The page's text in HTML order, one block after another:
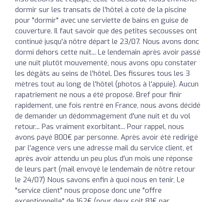
dormir sur les transats de l'hôtel à coté de la piscine
pour "dormir" avec une serviette de bains en guise de
couverture. Il faut savoir que des petites secousses ont
continué jusqu'à nôtre départ le 23/07. Nous avons donc
dormi dehors cette nuit... Le lendemain après avoir passé
une nuit plutôt mouvementé, nous avons opu constater
les dégâts au seins de l'hôtel. Des fissures tous les 3
mètres tout au long de l'hôtel (photos à l'appuie). Aucun
rapatriement ne nous a été proposé. Bref pour finir
rapidement, une fois rentré en France, nous avons décidé
de demander un dédommagement d'une nuit et du vol
retour... Pas vraiment exorbitant... Pour rappel, nous
avons payé 800€ par personne. Après avoir été redirigé
par l'agence vers une adresse mail du service client, et
après avoir attendu un peu plus d'un mois une réponse
de leurs part (mail envoyé le lendemain de nôtre retour
le 24/07) Nous savons enfin à quoi nous en tenir, Le
"service client" nous propose donc une "offre